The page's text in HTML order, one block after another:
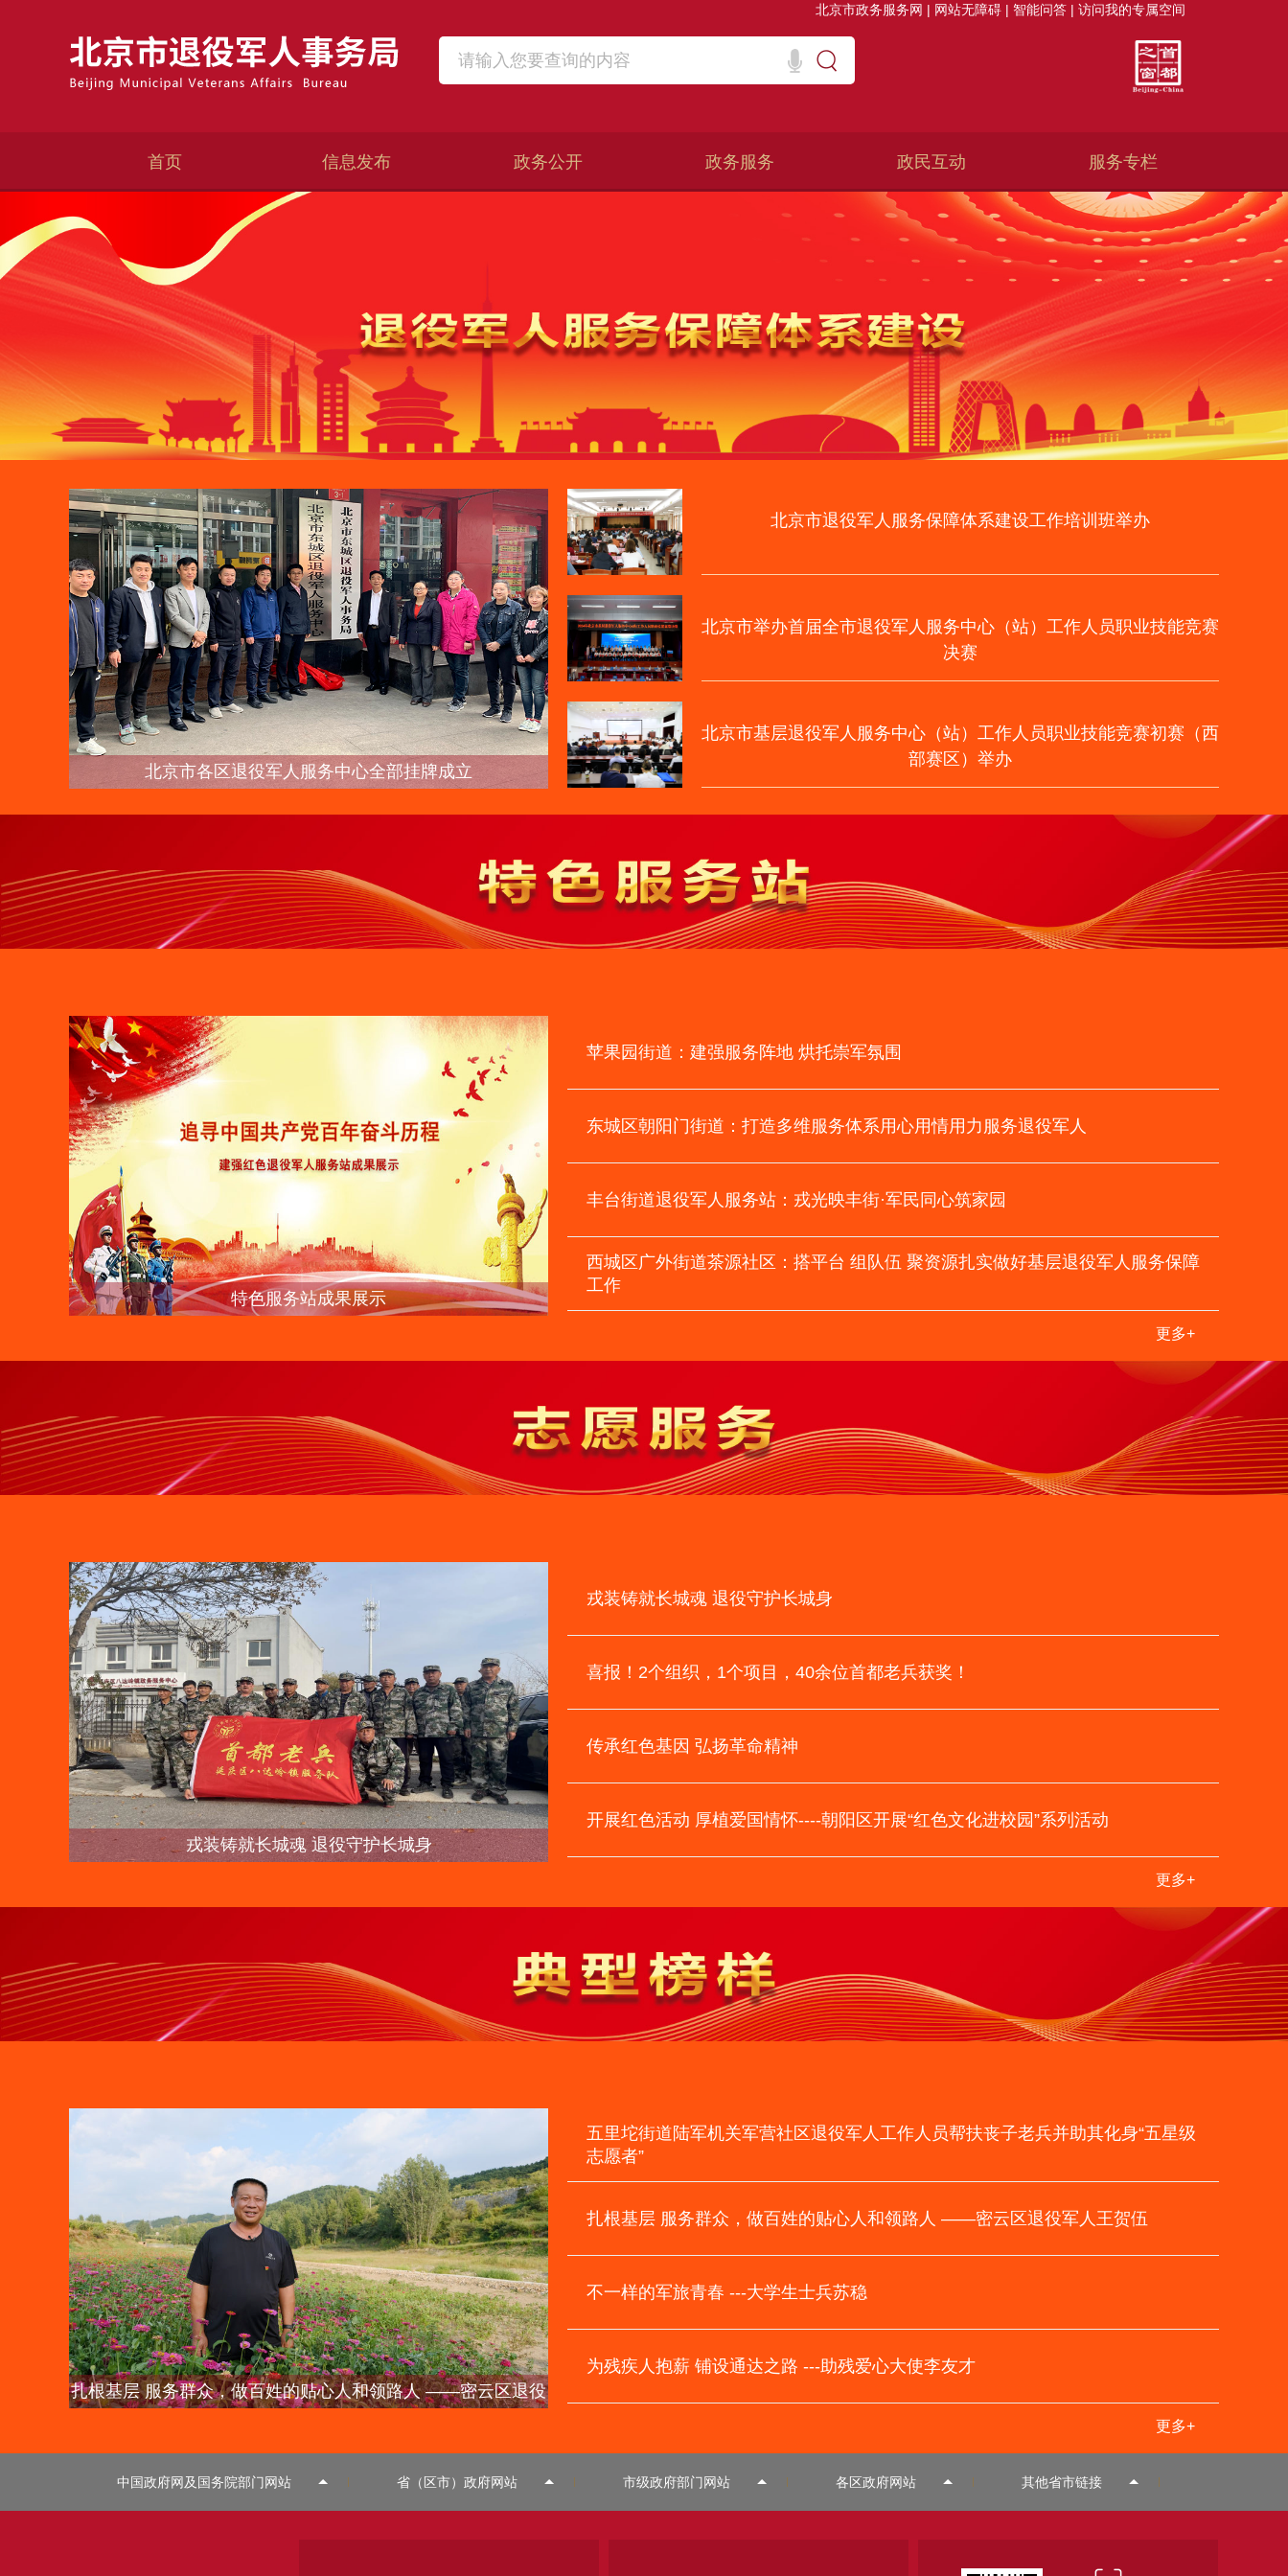
北京市政务服务网 | 网站无障碍 | 智能问答 | 访问我的专属空间
首页 信息发布 政务公开 政务服务 政民互动 服务专栏
2024年北京市退役军人服务保障体系建设工作会召开 北京市各区退役军人服务中心全部挂牌成立
北京市退役军人服务保障体系建设工作培训班举办
北京市举办首届全市退役军人服务中心（站）工作人员职业技能竞赛
决赛
北京市基层退役军人服务中心（站）工作人员职业技能竞赛初赛（西
部赛区）举办
苹果园街道：建强服务阵地 烘托崇军氛围
苹果园街道：建强服务阵地 烘托崇军氛围
东城区朝阳门街道：打造多维服务体系用心用情用力服务退役军人
丰台街道退役军人服务站：戎光映丰街·军民同心筑家园
西城区广外街道茶源社区：搭平台 组队伍 聚资源扎实做好基层退役军人服务保障
工作
更多+
戎装铸就长城魂 退役守护长城身
戎装铸就长城魂 退役守护长城身
喜报！2个组织，1个项目，40余位首都老兵获奖！
传承红色基因 弘扬革命精神
开展红色活动 厚植爱国情怀----朝阳区开展“红色文化进校园”系列活动
更多+
——密云区退役 不一样的军旅青春 ---大学生士兵苏稳
五里坨街道陆军机关军营社区退役军人工作人员帮扶丧子老兵并助其化身“五星级
志愿者”
扎根基层 服务群众，做百姓的贴心人和领路人 ——密云区退役军人王贺伍
不一样的军旅青春 ---大学生士兵苏稳
为残疾人抱薪 铺设通达之路 ---助残爱心大使李友才
更多+
中国政府网及国务院部门网站 省（区市）政府网站 市级政府部门网站 各区政府网站 其他省市链接